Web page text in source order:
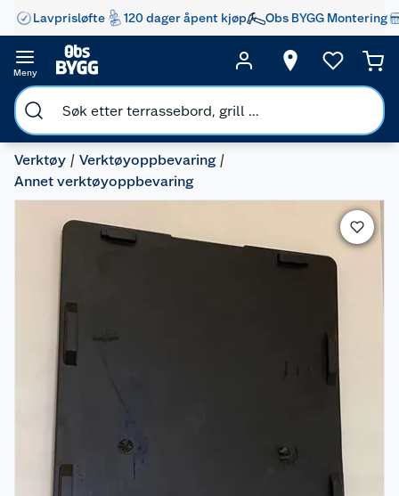
Lavprisløfte 120 dager åpent kjøp Obs BYGG Montering
Meny
Verktøy
Verktøyoppbevaring
Annet verktøyoppbevaring